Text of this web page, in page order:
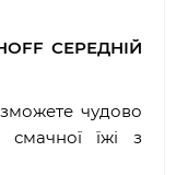
СЕРЕДНІЙ
чудово
смачної їжі з